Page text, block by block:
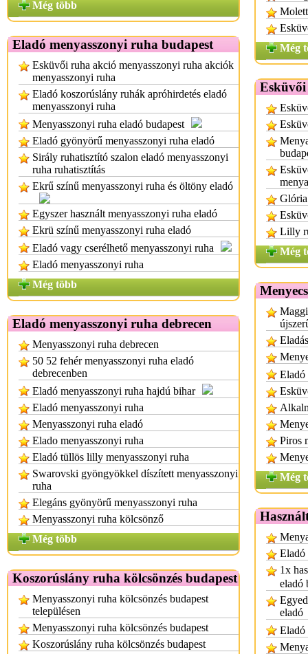
Még több
Eladó menyasszonyi ruha budapest
Esküvői ruha akció menyasszonyi ruha akciók
menyasszonyi ruha
Eladó koszorúslány ruhák apróhirdetés eladó
menyasszonyi ruha
Menyasszonyi ruha eladó budapest
Eladó gyönyörű menyasszonyi ruha eladó
Sirály ruhatisztító szalon eladó menyasszonyi
ruha ruhatisztítás
Ekrű színű menyasszonyi ruha és öltöny eladó
Egyszer használt menyasszonyi ruha eladó
Ekrü színű menyasszonyi ruha eladó
Eladó vagy cserélhető menyasszonyi ruha
Eladó menyasszonyi ruha
Még több
Eladó menyasszonyi ruha debrecen
Menyasszonyi ruha debrecen
50 52 fehér menyasszonyi ruha eladó
debrecenben
Eladó menyasszonyi ruha hajdú bihar
Eladó menyasszonyi ruha
Menyasszonyi ruha eladó
Elado menyasszonyi ruha
Eladó tüllös lilly menyasszonyi ruha
Swarovski gyöngyökkel díszített menyasszonyi
ruha
Elegáns gyönyörű menyasszonyi ruha
Menyasszonyi ruha kölcsönző
Még több
Koszorúslány ruha kölcsönzés budapest
Menyasszonyi ruha kölcsönzés budapest
településen
Menyasszonyi ruha kölcsönzés budapest
Koszorúslány ruha kölcsönzés budapest
Még
Esküvői
Lilly
Még
Eladó
Piros
Még
Eladó
1x
eladó
eladó
Eladó